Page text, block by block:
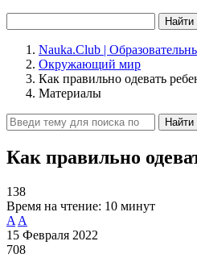
Найти
Nauka.Club |
Окружающий мир
Как правильно одевать
Материалы
Найти
Как правильно
138
Время на чтение: 10 минут
A A
15 Февраля 2022
708